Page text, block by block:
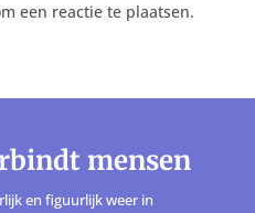
een reactie te plaatsen.
mensen
en figuurlijk weer in